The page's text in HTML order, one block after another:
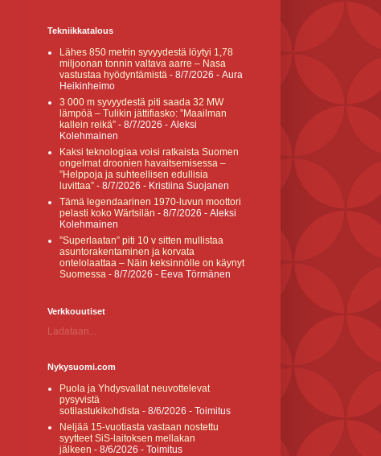
Tekniikkatalous
Lähes 850 metrin syvyydestä löytyi 1,78
miljoonan tonnin valtava aarre – Nasa
vastustaa hyödyntämistä - 8/7/2026 - Aura
Heikinheimo
3 000 m syvyydestä piti saada 32 MW
lämpöä – Tulikin jättifiasko: ”Maailman
kallein reikä” - 8/7/2026 - Aleksi
Kolehmainen
Kaksi teknologiaa voisi ratkaista Suomen
ongelmat droonien havaitsemisessa –
”Helppoja ja suhteellisen edullisia
luvittaa” - 8/7/2026 - Kristiina Suojanen
Tämä legendaarinen 1970-luvun moottori
pelasti koko Wärtsilän - 8/7/2026 - Aleksi
Kolehmainen
”Superlaatan” piti 10 v sitten mullistaa
asuntorakentaminen ja korvata
ontelolaattaa – Näin keksinnölle on käynyt
Suomessa - 8/7/2026 - Eeva Törmänen
Verkkouutiset
Ladataan...
Nykysuomi.com
Puola ja Yhdysvallat neuvottelevat
pysyvistä
sotilastukikohdista - 8/6/2026 - Toimitus
Neljää 15-vuotiasta vastaan nostettu
syytteet SiS-laitoksen mellakan
jälkeen - 8/6/2026 - Toimitus